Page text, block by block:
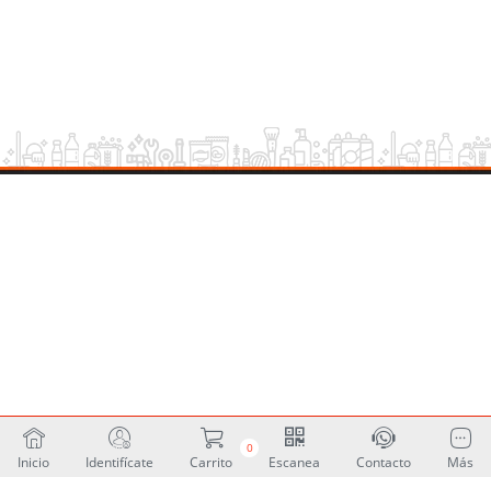
Inicio Identifícate
0
Carrito Escanea Contacto Más